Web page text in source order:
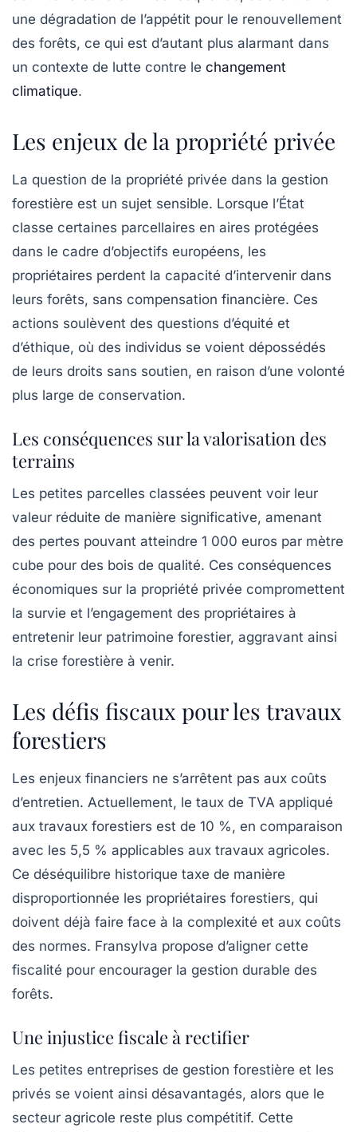
une dégradation de l’appétit pour le renouvellement
des forêts, ce qui est d’autant plus alarmant dans
un contexte de lutte contre le changement
climatique.
Les enjeux de la propriété privée
La question de la propriété privée dans la gestion
forestière est un sujet sensible. Lorsque l’État
classe certaines parcellaires en aires protégées
dans le cadre d’objectifs européens, les
propriétaires perdent la capacité d’intervenir dans
leurs forêts, sans compensation financière. Ces
actions soulèvent des questions d’équité et
d’éthique, où des individus se voient dépossédés
de leurs droits sans soutien, en raison d’une volonté
plus large de conservation.
Les conséquences sur la valorisation des
terrains
Les petites parcelles classées peuvent voir leur
valeur réduite de manière significative, amenant
des pertes pouvant atteindre 1 000 euros par mètre
cube pour des bois de qualité. Ces conséquences
économiques sur la propriété privée compromettent
la survie et l’engagement des propriétaires à
entretenir leur patrimoine forestier, aggravant ainsi
la crise forestière à venir.
Les défis fiscaux pour les travaux
forestiers
Les enjeux financiers ne s’arrêtent pas aux coûts
d’entretien. Actuellement, le taux de TVA appliqué
aux travaux forestiers est de 10 % , en comparaison
avec les 5,5 % applicables aux travaux agricoles.
Ce déséquilibre historique taxe de manière
disproportionnée les propriétaires forestiers, qui
doivent déjà faire face à la complexité et aux coûts
des normes. Fransylva propose d’aligner cette
fiscalité pour encourager la gestion durable des
forêts.
Une injustice fiscale à rectifier
Les petites entreprises de gestion forestière et les
privés se voient ainsi désavantagés, alors que le
secteur agricole reste plus compétitif. Cette